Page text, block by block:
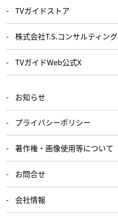
TVガイドストア
株式会社T.S.コンサルティング
TVガイドWeb公式X
お知らせ
プライバシーポリシー
著作権・画像使用等について
お問合せ
会社情報